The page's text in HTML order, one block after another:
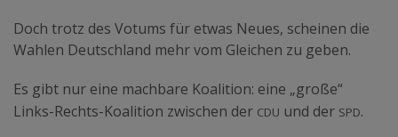
Doch trotz des Votums für etwas Neues, scheinen die
Wahlen Deutschland mehr vom Gleichen zu geben.
Es gibt nur eine machbare Koalition: eine „große“
Links-Rechts-Koalition zwischen der cdu und der spd.